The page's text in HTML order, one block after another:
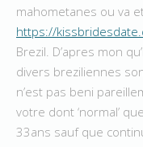
mahometanes ou va
https://
Brezil. D’apres mon
divers breziliennes
n’est pas beni
votre dont ‘normal’
33ans sauf que